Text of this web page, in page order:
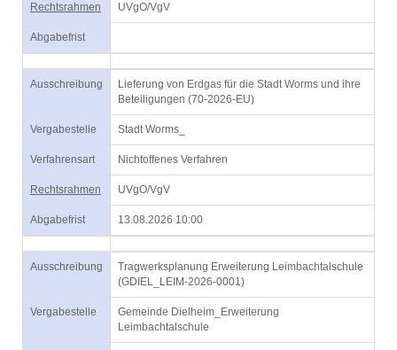
Rechtsrahmen UVgO/VgV
Abgabefrist
Ausschreibung
Lieferung von Erdgas für die Stadt Worms und ihre
Beteiligungen (70-2026-EU)
Vergabestelle Stadt Worms_
Verfahrensart Nichtoffenes Verfahren
Rechtsrahmen UVgO/VgV
Abgabefrist 13.08.2026 10:00
Ausschreibung
Tragwerksplanung Erweiterung Leimbachtalschule
(GDIEL_LEIM-2026-0001)
Vergabestelle
Gemeinde Dielheim_Erweiterung
Leimbachtalschule